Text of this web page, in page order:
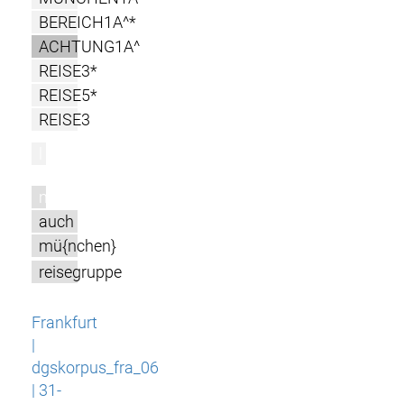
BEREICH1A^*
ACHTUNG1A^
REISE3*
REISE5*
REISE3
m
auch
mü{nchen}
reisegruppe
Frankfurt
|
dgskorpus_fra_06
| 31-